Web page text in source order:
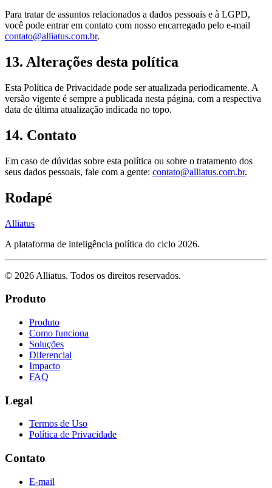
Para tratar de assuntos relacionados a dados pessoais e à LGPD,
você pode entrar em contato com nosso encarregado pelo e-mail
contato@alliatus.com.br.
13. Alterações desta política
Esta Política de Privacidade pode ser atualizada periodicamente. A
versão vigente é sempre a publicada nesta página, com a respectiva
data de última atualização indicada no topo.
14. Contato
Em caso de dúvidas sobre esta política ou sobre o tratamento dos
seus dados pessoais, fale com a gente: contato@alliatus.com.br.
Rodapé
Alliatus
A plataforma de inteligência política do ciclo 2026.
© 2026 Alliatus. Todos os direitos reservados.
Produto
Produto
Como funciona
Soluções
Diferencial
Impacto
FAQ
Legal
Termos de Uso
Política de Privacidade
Contato
E-mail